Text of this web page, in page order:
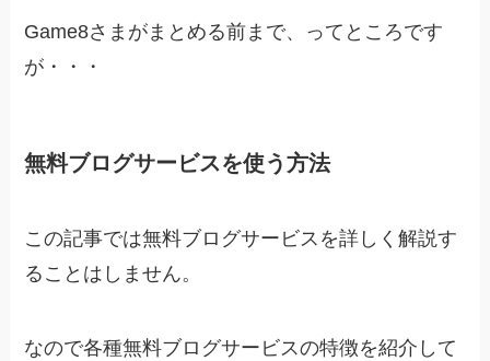
Game8さまがまとめる前まで、ってところです
が・・・
無料ブログサービスを使う方法
この記事では無料ブログサービスを詳しく解説す
ることはしません。
なので各種無料ブログサービスの特徴を紹介して